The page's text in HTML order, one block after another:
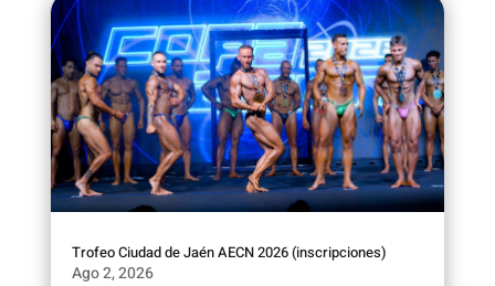
Trofeo Ciudad de Jaén AECN 2026 (inscripciones)
Ago 2, 2026